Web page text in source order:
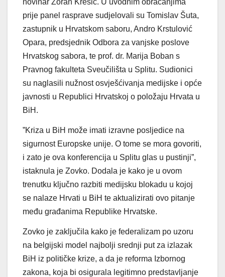
novinar Zoran Krešić. U uvodnim obraćanjima
prije panel rasprave sudjelovali su Tomislav Šuta,
zastupnik u Hrvatskom saboru, Andro Krstulović
Opara, predsjednik Odbora za vanjske poslove
Hrvatskog sabora, te prof. dr. Marija Boban s
Pravnog fakulteta Sveučilišta u Splitu. Sudionici
su naglasili nužnost osvješćivanja medijske i opće
javnosti u Republici Hrvatskoj o položaju Hrvata u
BiH.
”Kriza u BiH može imati izravne posljedice na
sigurnost Europske unije. O tome se mora govoriti,
i zato je ova konferencija u Splitu glas u pustinji”,
istaknula je Zovko. Dodala je kako je u ovom
trenutku ključno razbiti medijsku blokadu u kojoj
se nalaze Hrvati u BiH te aktualizirati ovo pitanje
među građanima Republike Hrvatske.
Zovko je zaključila kako je federalizam po uzoru
na belgijski model najbolji srednji put za izlazak
BiH iz političke krize, a da je reforma Izbornog
zakona, koja bi osigurala legitimno predstavljanje